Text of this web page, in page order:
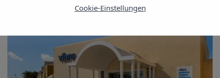
Cookie-Einstellungen